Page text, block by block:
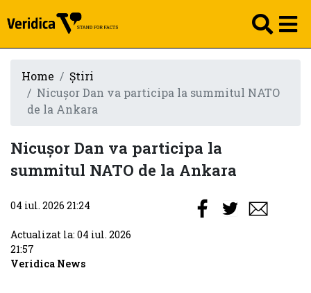
Home
Știri
Nicușor Dan va participa la summitul NATO
de la Ankara
Nicușor Dan va participa la
summitul NATO de la Ankara
04 iul. 2026 21:24
Actualizat la: 04 iul. 2026
21:57
Veridica News